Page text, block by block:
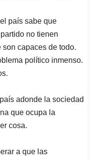
país sabe que
no tienen
son capaces de todo.
político inmenso.
adonde la sociedad
que ocupa la
cosa.
a que las